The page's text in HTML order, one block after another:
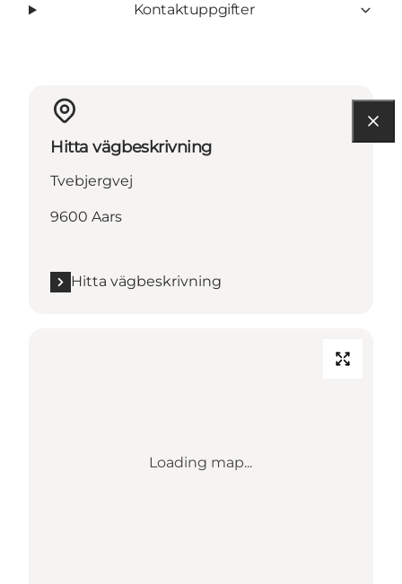
Kontaktuppgifter
Hitta vägbeskrivning
Tvebjergvej
9600 Aars
Hitta vägbeskrivning
Loading map...